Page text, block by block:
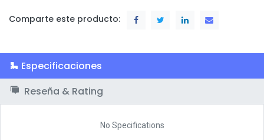
Comparte este producto:
Especificaciones
Reseña & Rating
No Specifications